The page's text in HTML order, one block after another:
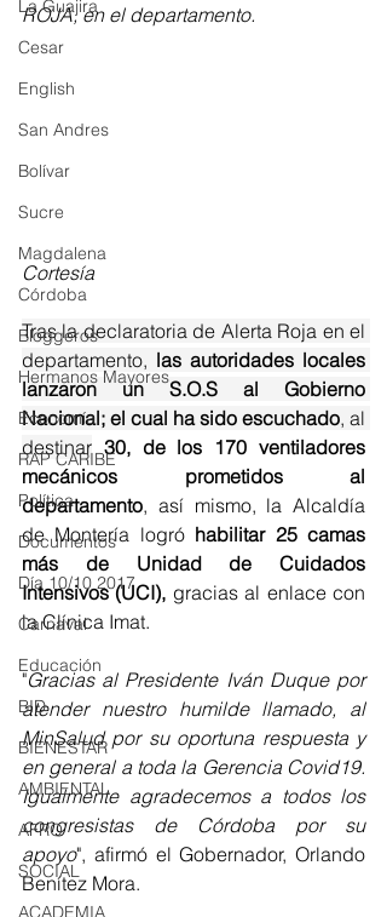
La Guajira
Cesar
English
San Andres
Bolívar
Sucre
Magdalena
Córdoba
Bloggeros
Hermanos Mayores
Economía
RAP CARIBE
Política
Documentos
Día 10/10 2017
Carnaval
Educación
BID
BIENESTAR
AMBIENTAL
AFRO
SOCIAL
ACADEMIA
ROJA, en el departamento.
Cortesía
Tras la declaratoria de Alerta Roja en el
departamento, las autoridades locales
lanzaron un S.O.S al Gobierno
Nacional; el cual ha sido escuchado, al
destinar 30, de los 170 ventiladores
mecánicos prometidos al
departamento, así mismo, la Alcaldía
de Montería logró habilitar 25 camas
más de Unidad de Cuidados
Intensivos (UCI), gracias al enlace con
la Clínica Imat.
"Gracias al Presidente Iván Duque por
atender nuestro humilde llamado, al
MinSalud por su oportuna respuesta y
en general a toda la Gerencia Covid19.
Igualmente agradecemos a todos los
congresistas de Córdoba por su
apoyo", afirmó el Gobernador, Orlando
Benítez Mora.